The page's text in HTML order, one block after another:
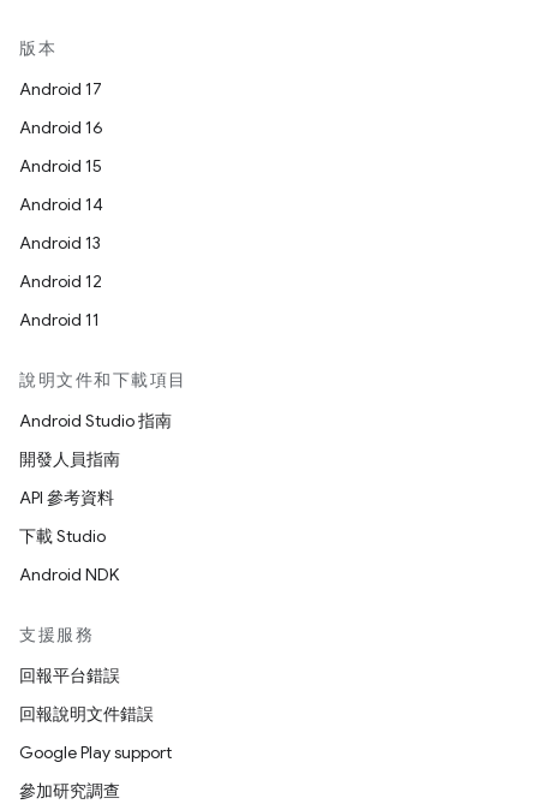
版本
Android 17
Android 16
Android 15
Android 14
Android 13
Android 12
Android 11
說明文件和下載項目
Android Studio 指南
開發人員指南
API 參考資料
下載 Studio
Android NDK
支援服務
回報平台錯誤
回報說明文件錯誤
Google Play support
參加研究調查